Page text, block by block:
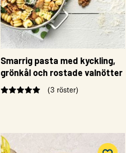
Smarrig pasta med kyckling,
grönkål och rostade valnötter
(3 röster)